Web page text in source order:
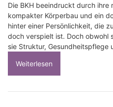
Die BKH beeindruckt durch ihre
kompakter Körperbau und ein
hinter einer Persönlichkeit, die
doch verspielt ist. Doch obwohl
sie Struktur, Gesundheitspflege
Weiterlesen